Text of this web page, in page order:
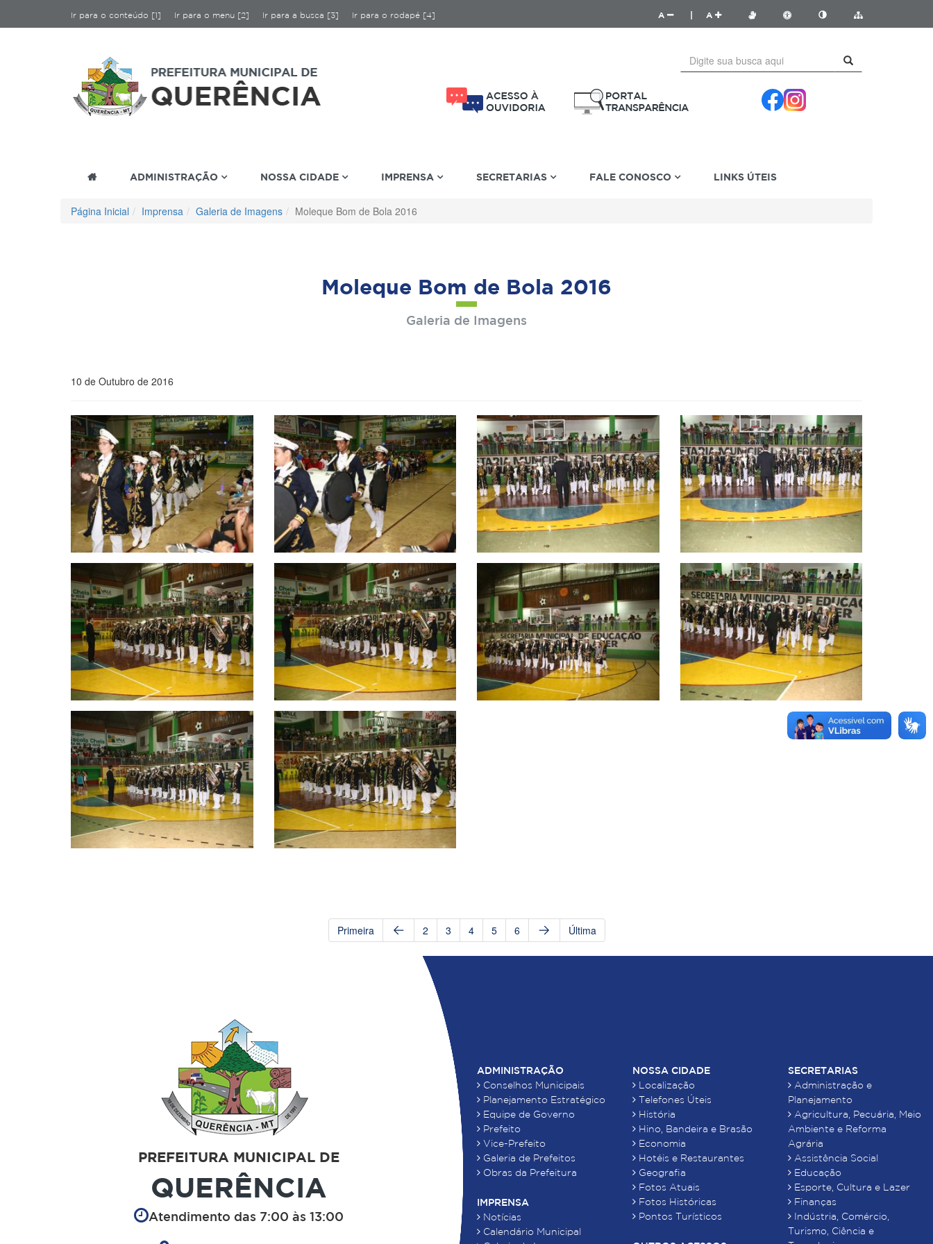
Ir para o conteúdo [1] Ir para o menu [2] Ir para a busca [3] Ir para o rodapé [4] A A
ADMINISTRAÇÃO NOSSA CIDADE IMPRENSA SECRETARIAS FALE CONOSCO LINKS ÚTEIS
Página Inicial Imprensa Galeria de Imagens Moleque Bom de Bola 2016
Moleque Bom de Bola 2016
Galeria de Imagens
10 de Outubro de 2016
Primeira 2 3 4 5 6 Última
PREFEITURA MUNICIPAL DE
QUERÊNCIA
Atendimento das 7:00 às 13:00
ADMINISTRAÇÃO
Conselhos Municipais
Planejamento Estratégico
Equipe de Governo
Prefeito
Vice-Prefeito
Galeria de Prefeitos
Obras da Prefeitura
IMPRENSA
Notícias
Calendário Municipal
NOSSA CIDADE
Localização
Telefones Úteis
História
Hino, Bandeira e Brasão
Economia
Hotéis e Restaurantes
Geografia
Fotos Atuais
Fotos Históricas
Pontos Turísticos
SECRETARIAS
Administração e
Planejamento
Agricultura, Pecuária, Meio
Ambiente e Reforma
Agrária
Assistência Social
Educação
Esporte, Cultura e Lazer
Finanças
Indústria, Comércio,
Turismo, Ciência e